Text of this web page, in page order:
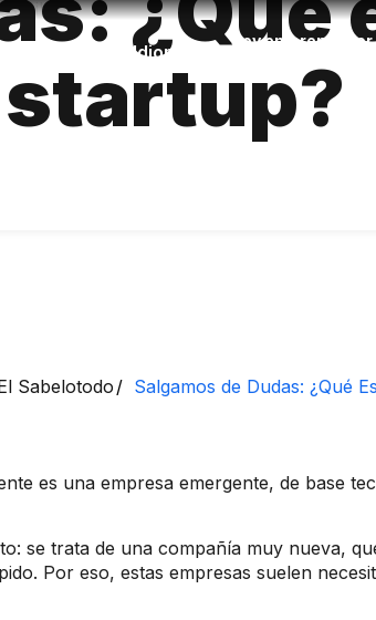
Idioma
Soy emprendedor
Cursos para
emprender
Sabelotodo Salgamos de Dudas: ¿Qué
es una empresa emergente, de base
se trata de una compañía muy nueva,
Por eso, estas empresas suelen